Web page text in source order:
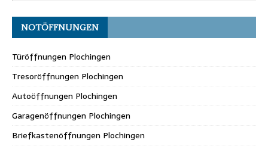
NOTÖFFNUNGEN
Türöffnungen Plochingen
Tresoröffnungen Plochingen
Autoöffnungen Plochingen
Garagenöffnungen Plochingen
Briefkastenöffnungen Plochingen